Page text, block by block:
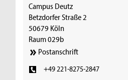
Campus Deutz
Betzdorfer Straße 2
50679 Köln
Raum 029b
Postanschrift
+49 221-8275-2847